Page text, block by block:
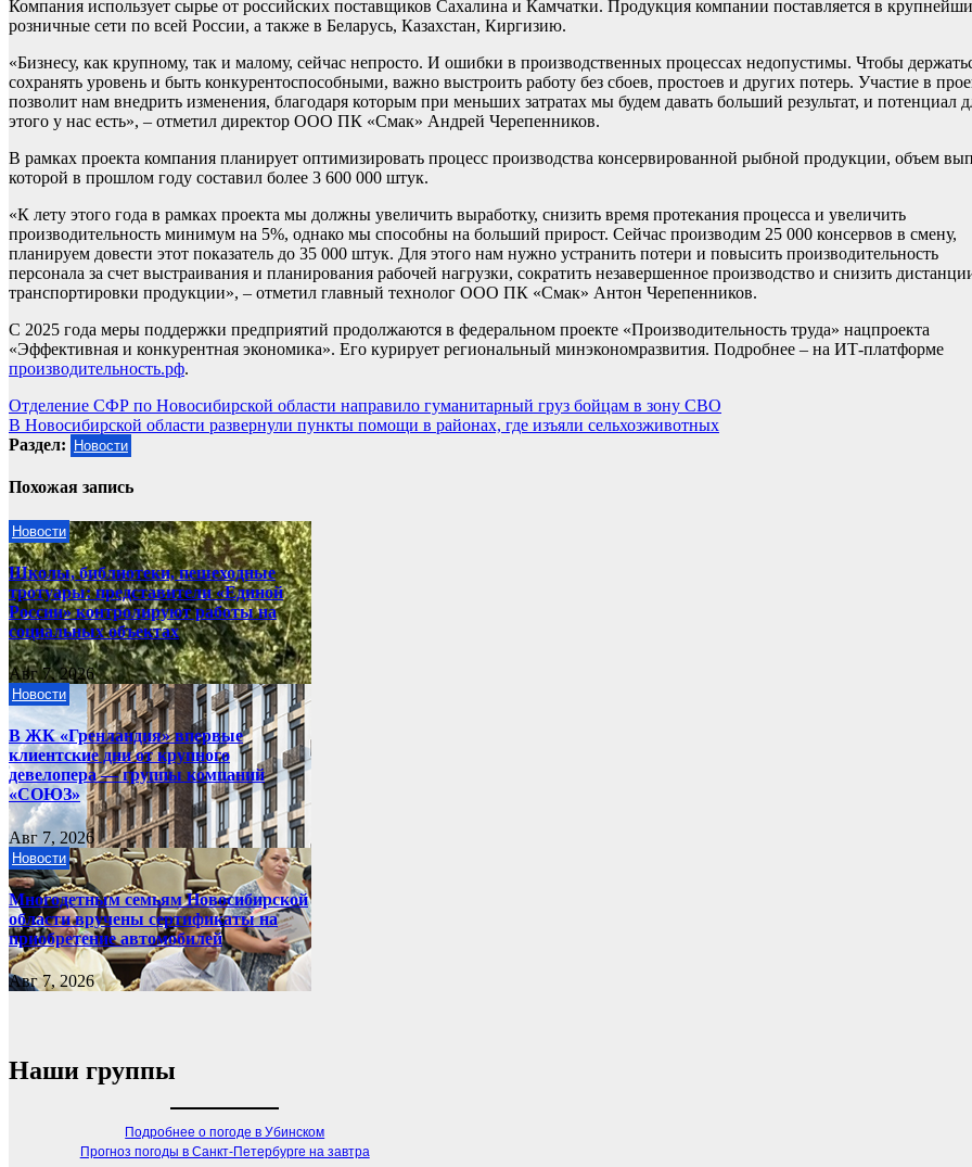
Компания использует сырье от российских поставщиков Сахалина и Камчатки. Продукция компании поставляется в
розничные сети по всей России, а также в Беларусь, Казахстан, Киргизию.
«Бизнесу, как крупному, так и малому, сейчас непросто. И ошибки в производственных процессах недопустимы. Чтобы
сохранять уровень и быть конкурентоспособными, важно выстроить работу без сбоев, простоев и других потерь. Участие в
позволит нам внедрить изменения, благодаря которым при меньших затратах мы будем давать больший результат, и потенциал
этого у нас есть», – отметил директор ООО ПК «Смак» Андрей Черепенников.
В рамках проекта компания планирует оптимизировать процесс производства консервированной рыбной продукции, объем
которой в прошлом году составил более 3 600 000 штук.
«К лету этого года в рамках проекта мы должны увеличить выработку, снизить время протекания процесса и увеличить
производительность минимум на 5%, однако мы способны на больший прирост. Сейчас производим 25 000 консервов в смену,
планируем довести этот показатель до 35 000 штук. Для этого нам нужно устранить потери и повысить производительность
персонала за счет выстраивания и планирования рабочей нагрузки, сократить незавершенное производство и снизить
транспортировки продукции», – отметил главный технолог ООО ПК «Смак» Антон Черепенников.
С 2025 года меры поддержки предприятий продолжаются в федеральном проекте «Производительность труда» нацпроекта
«Эффективная и конкурентная экономика». Его курирует региональный минэкономразвития. Подробнее – на ИТ-платформе
производительность.рф.
Навигация
по
Отделение СФР по Новосибирской области направило гуманитарный груз бойцам в зону СВО
В Новосибирской области развернули пункты помощи в районах, где изъяли сельхозживотных
Раздел:
Новости
Похожая запись
Новости
Школы, библиотеки, пешеходные
тротуары: представители «Единой
России» контролируют работы на
социальных объектах
Авг 7, 2026
Новости
В ЖК «Гренландия» впервые
клиентские дни от крупного
девелопера — группы компаний
«СОЮЗ»
Авг 7, 2026
Новости
Многодетным семьям Новосибирской
области вручены сертификаты на
приобретение автомобилей
Авг 7, 2026
Наши группы
Подробнее о погоде в Убинском
Прогноз погоды в Санкт-Петербурге на завтра